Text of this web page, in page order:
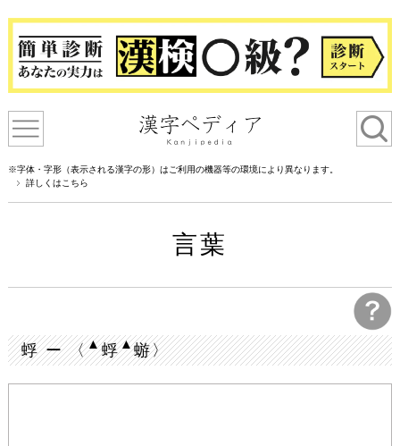
※字体・字形（表示される漢字の形）はご利用の機器等の環境により異なります。
詳しくはこちら
言葉
蜉 ー 〈▲蜉▲蝣〉